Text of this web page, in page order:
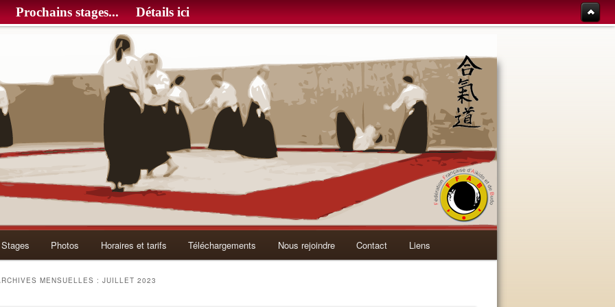
Stages Photos Horaires et tarifs Téléchargements Nous rejoindre Contact Liens
MENSUELLES : JUILLET 2023
Prochains stages...Détails ici